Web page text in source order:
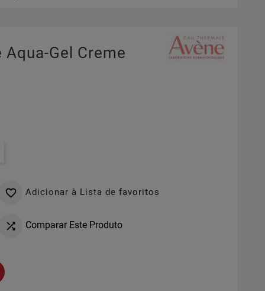
Gel Creme
 Adicionar à Lista de favoritos
 Comparar Este Produto